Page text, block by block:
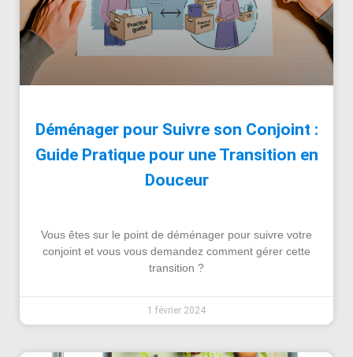
Déménager pour Suivre son Conjoint :
Guide Pratique pour une Transition en
Douceur
Vous êtes sur le point de déménager pour suivre votre
conjoint et vous vous demandez comment gérer cette
transition ?
1 février 2024